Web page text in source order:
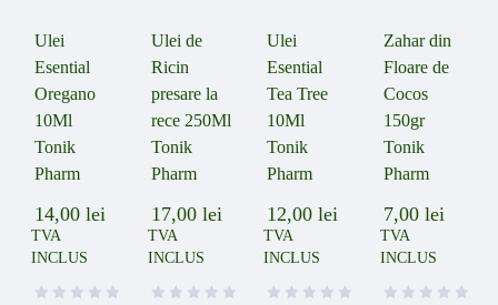
Ulei
Esential
Oregano
10Ml
Tonik
Pharm
14,00 lei
TVA
INCLUS
Ulei de
Ricin
presare la
rece 250Ml
Tonik
Pharm
17,00 lei
TVA
INCLUS
Ulei
Esential
Tea Tree
10Ml
Tonik
Pharm
12,00 lei
TVA
INCLUS
Zahar din
Floare de
Cocos
150gr
Tonik
Pharm
7,00 lei
TVA
INCLUS